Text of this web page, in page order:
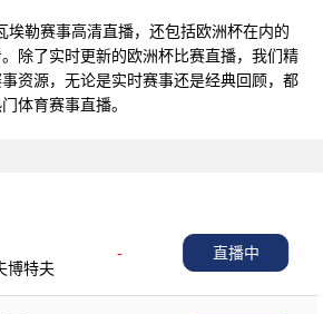
埃勒赛事高清直播，还包括欧洲杯在内的
除了实时更新的欧洲杯比赛直播，我们精
资源，无论是实时赛事还是经典回顾，都
体育赛事直播。
-
博特夫
直播中